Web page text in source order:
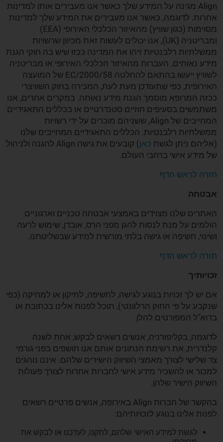
Align‏ מגינה על המידע שלך כאשר אנו מעבירים אותו למדינות
אחרות. לדוגמה, כאשר אנו מעבירים את המידע שלך למדינות
מסוימות (כגון שוויץ) מהאיזור הכלכלי האירופי (‏EEA‏)
ומבריטניה (‏UK‏), אנו יכולים לעשות זאת מכיוון שרשויות
ממשלתיות רלבנטיות זיהו את המדינה ככזו שיש בה חוקי הגנת
מידע נאותים. העברות מהאיזור הכלכלי האירופי או מבריטניה
לשוויץ ייעשו בהתאם להחלטה 2000/58/‏EC‏ של המועצה
האירופית, כפי שתעודכן מעת לעת, המכירה בחוק השוויצרי
ככזה המרופא מוסמך הגנת מידע נאותה. במקרים אחרים, אנו
משתמשים בסעיפים חוזיים סטנדרטיים או בכללים התאגידיים
המחייבים של ‏Align‏, ששניהם מוכרים על ידי רשויות
ממשלתיות רלבנטיות. הכללים התאגידיים המחייבים שלנו
(אליהם ניתן לגשת כאן
) קובעים את גישה ‏Align‏ להגנה ולניהול
של מידע אישי ברחבי העולם.
חזרה לראש הדף
אבטחה
האתרים שלנו מצוידים באמצעי אבטחה טכניים וארגוניים
הולמים על מנת לנסות להגן מפני הרס, אובדן, שימוש לרעה
ושינוי, חשיפה או גישה בלתי מורשית למידע שבשליטתנו.
חזרה לראש הדף
זכויותיך
אם יש לך זכויות בנוגע לגישה, לחשיפה, לתיקון או למחיקה (כפי
שנקבע על פי החוק הרלוונטי), תוכל לפנות אלינו בכתובת או
בדוא"ל המפורטים להלן.
לדוגמה, בקליפורניה, אנשים רשאים לבקש, אחת לשנה
קלנדרית, את רשימת הנתונים אותם אנו חושפים בפני גורמי
צד שלישי לצורך מאמצי השיווק הישירים שלהם. איננו נוהגים
למכור או להשכיר מידע אישי לחברות אחרות לצורך פעולות
השיווק הישיר שלהן.
בהקשר של חברות Align באירופה, אנשים פרטיים רשאים
לפנות אלינו בנוגע לזכויותיהם:
לגשת למידע האישי שלהם, לתקנו, לעדכנו או לבקש את